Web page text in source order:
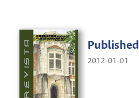
Published
2012-01-01